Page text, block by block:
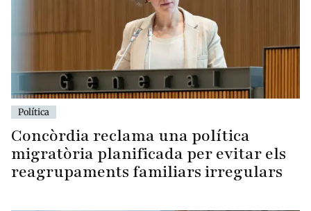
Política
Concòrdia reclama una política
migratòria planificada per evitar els
reagrupaments familiars irregulars